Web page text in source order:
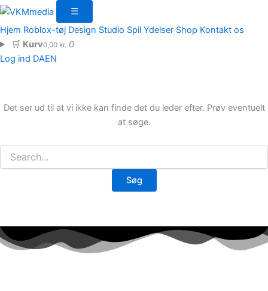
Gå
indholdet
☰
Hjem Roblox-tøj Design Studio Spil Ydelser Shop Kontakt os
🛒 Kurv0,00 kr. 0
Log ind DAEN
Det ser ud til at vi ikke kan finde det du leder efter. Prøv eventuelt
at søge.
Søg
efter: